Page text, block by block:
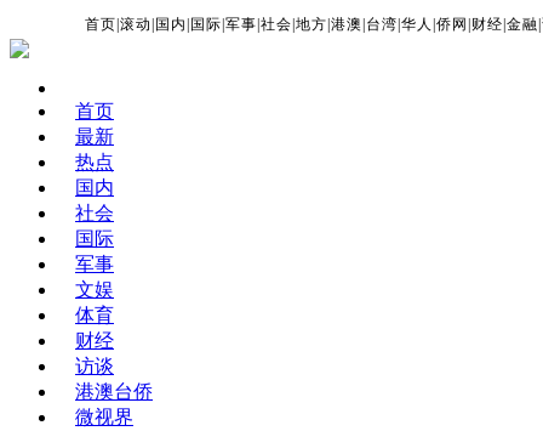
首页 |滚动 国内 国际 |军事 |社会 |地方 |港澳 台湾 |华人 |侨网 财经 |金融 |
首页
最新
热点
国内
社会
国际
军事
文娱
体育
财经
访谈
港澳台侨
微视界